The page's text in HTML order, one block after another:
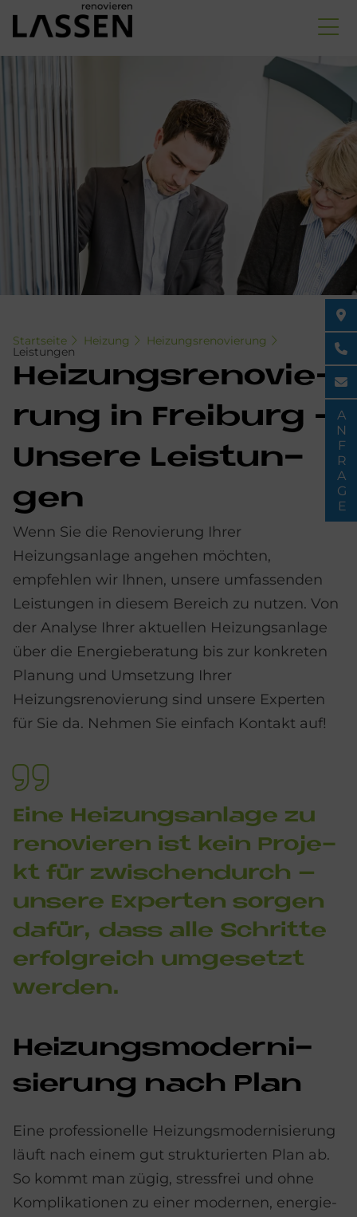
Startseite Heizung Heizungsrenovierung
Leistungen
Hei­zungs­re­no­vie­
rung in Frei­burg -
Un­se­re Lei­stun­
gen
Wenn Sie die Renovierung Ihrer
Heizungsanlage angehen möchten,
empfehlen wir Ihnen, unsere umfassenden
Leistungen in diesem Bereich zu nutzen. Von
der Analyse Ihrer aktuellen Heizungsanlage
über die Energieberatung bis zur konkreten
Planung und Umsetzung Ihrer
Heizungsrenovierung sind unsere Experten
für Sie da. Nehmen Sie einfach Kontakt auf!
Eine Hei­zungs­an­la­ge zu
re­no­vie­ren ist kein Pro­je­
kt für zwi­schen­durch –
un­se­re Ex­per­ten sor­gen
da­für, dass alle Schrit­te
er­folg­reich um­ge­set­zt
wer­den.
Hei­zungs­mo­der­ni­
sie­rung nach Plan
Eine professionelle Heizungs­modern­isierung
läuft nach einem gut strukturierten Plan ab.
So kommt man zügig, stressfrei und ohne
Kompli­kationen zu einer modernen, energie­
ANFRAGE